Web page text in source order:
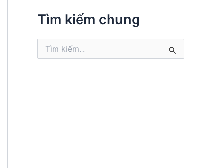
k
Tìm kiếm chung